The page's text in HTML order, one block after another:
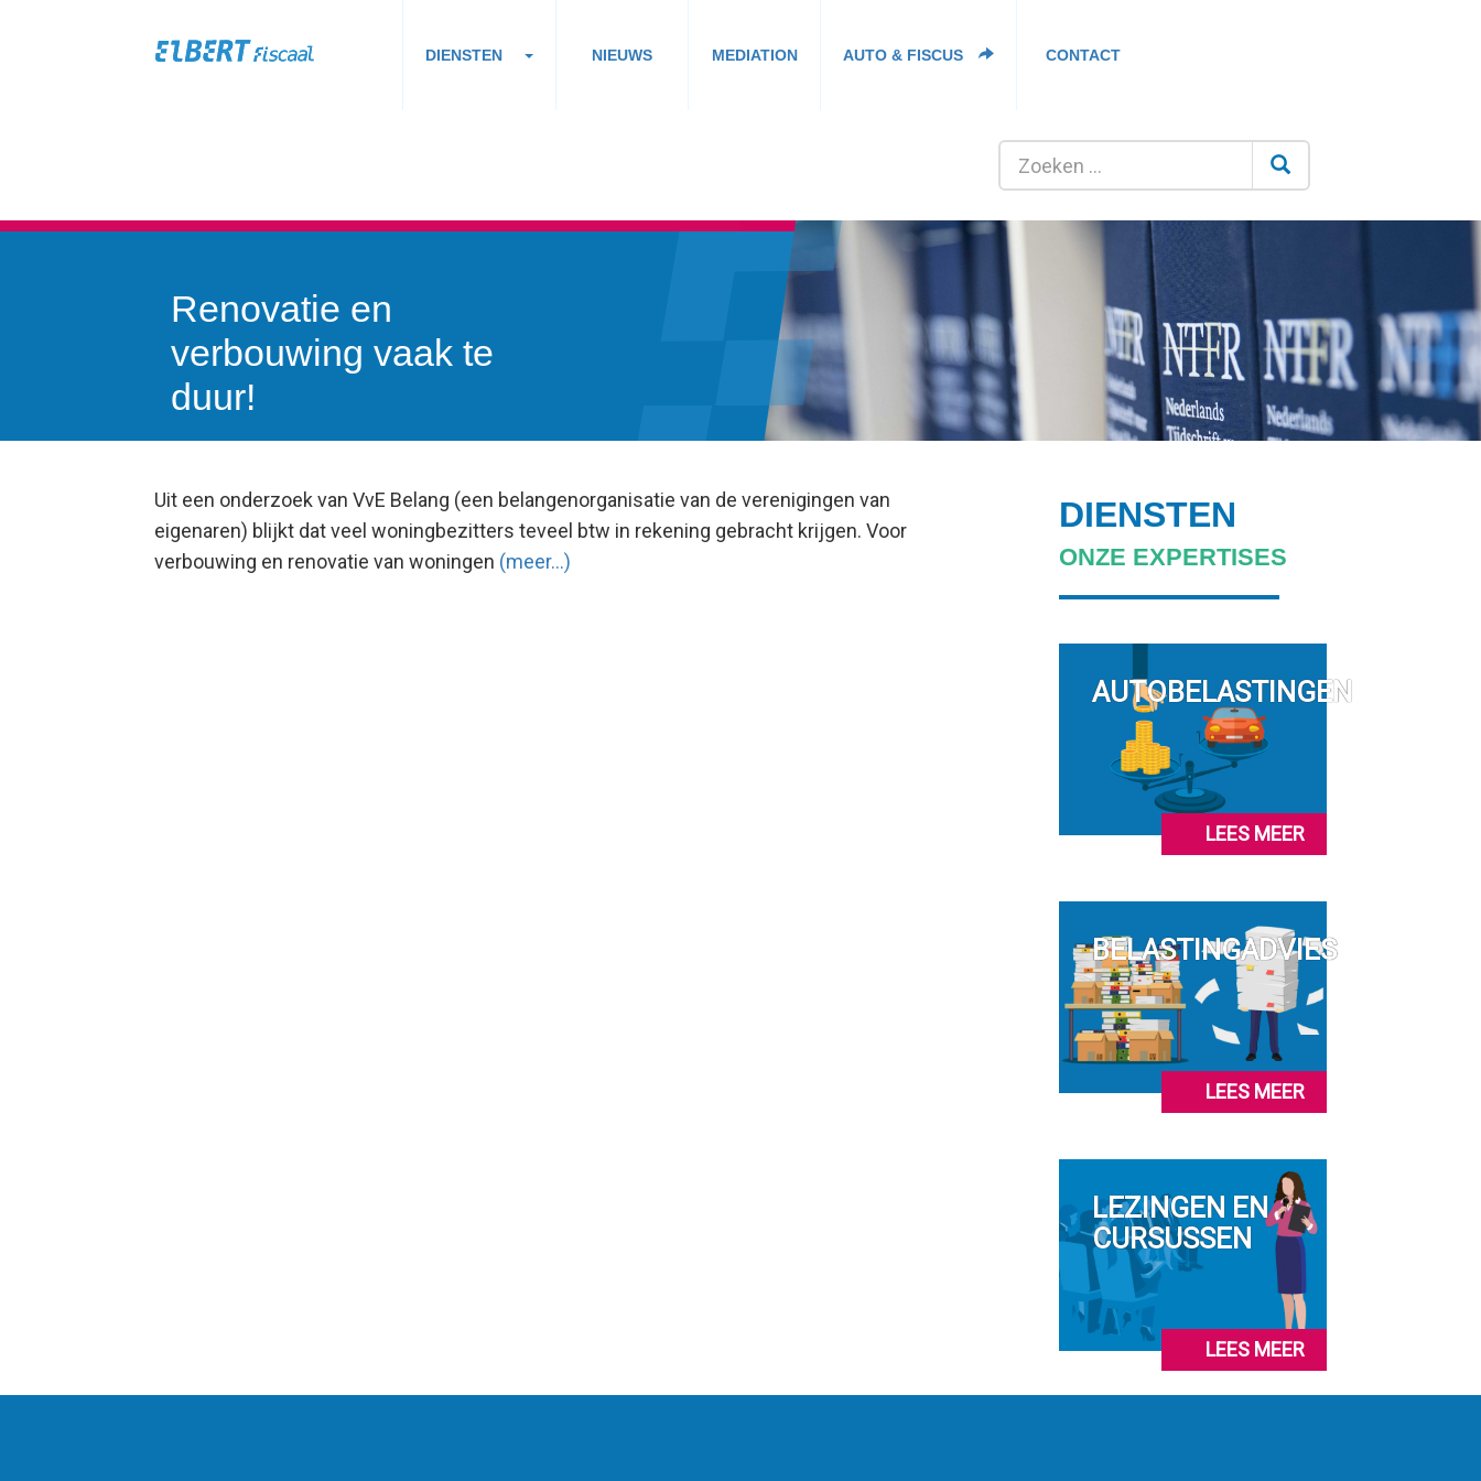
DIENSTEN NIEUWS MEDIATION AUTO & FISCUS CONTACT
Renovatie en
verbouwing vaak te
duur!
Uit een onderzoek van VvE Belang (een belangenorganisatie van de verenigingen van
eigenaren) blijkt dat veel woningbezitters teveel btw in rekening gebracht krijgen. Voor
verbouwing en renovatie van woningen (meer…)
DIENSTEN
ONZE EXPERTISES
AUTOBELASTINGEN
LEES MEER
BELASTINGADVIES
LEES MEER
LEZINGEN EN
CURSUSSEN
LEES MEER